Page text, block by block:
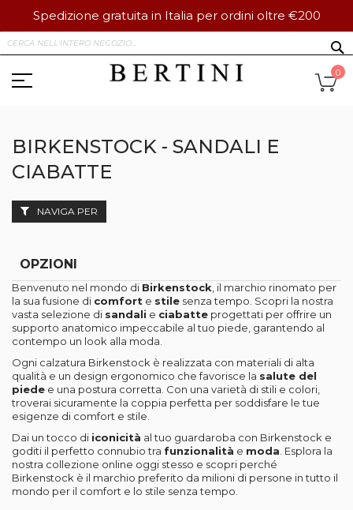
Spedizione gratuita in Italia per ordini oltre €200
al
contenuto
0
BIRKENSTOCK - SANDALI E
CIABATTE
Benvenuto nel mondo di Birkenstock , il marchio rinomato per
la sua fusione di comfort e stile senza tempo. Scopri la nostra
vasta selezione di sandali e ciabatte progettati per offrire un
supporto anatomico impeccabile al tuo piede, garantendo al
contempo un look alla moda.
Ogni calzatura Birkenstock è realizzata con materiali di alta
qualità e un design ergonomico che favorisce la salute del
piede e una postura corretta. Con una varietà di stili e colori,
troverai sicuramente la coppia perfetta per soddisfare le tue
esigenze di comfort e stile.
Dai un tocco di iconicità al tuo guardaroba con Birkenstock e
goditi il ​​perfetto connubio tra funzionalità e moda . Esplora la
nostra collezione online oggi stesso e scopri perché
Birkenstock è il marchio preferito da milioni di persone in tutto il
mondo per il comfort e lo stile senza tempo.
NAVIGA PER
OPZIONI